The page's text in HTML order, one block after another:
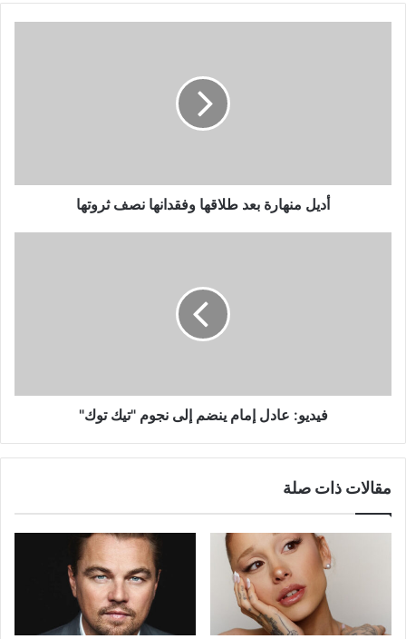
أديل منهارة بعد طلاقها وفقدانها نصف ثروتها
فيديو: عادل إمام ينضم إلى نجوم "تيك توك"
مقالات ذات صلة